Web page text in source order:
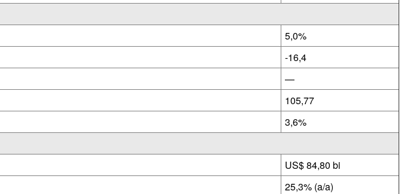
5,0%
-16,4
—
105,77
3,6%
US$ 84,80 bi
25,3% (a/a)